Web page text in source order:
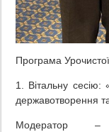
Програма
1. Вітальну сесію:
державотворення
Модератор –